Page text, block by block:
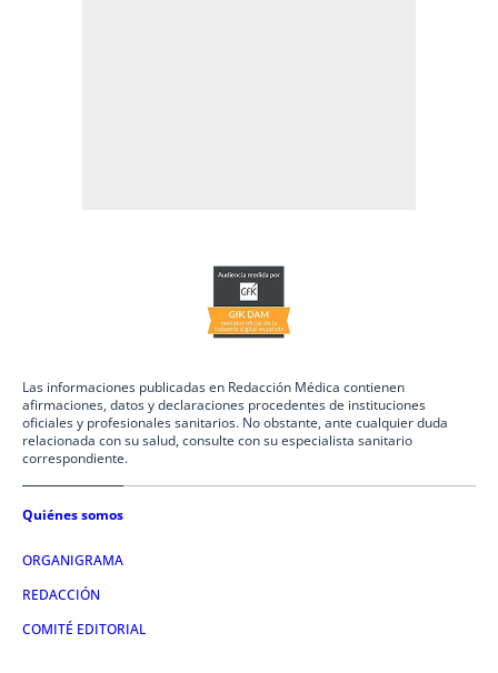
Las informaciones publicadas en Redacción Médica contienen
afirmaciones, datos y declaraciones procedentes de instituciones
oficiales y profesionales sanitarios. No obstante, ante cualquier duda
relacionada con su salud, consulte con su especialista sanitario
correspondiente.
Quiénes somos
ORGANIGRAMA
REDACCIÓN
COMITÉ EDITORIAL